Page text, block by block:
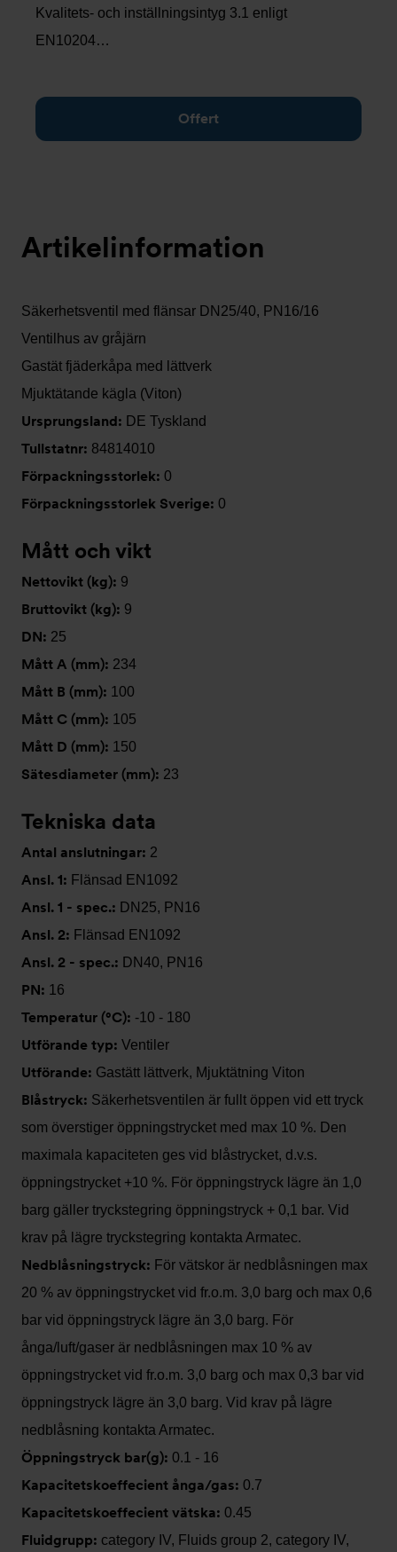
Kvalitets- och inställningsintyg 3.1 enligt
EN10204…
Offert
Artikelinformation
Säkerhetsventil med flänsar DN25/40, PN16/16
Ventilhus av gråjärn
Gastät fjäderkåpa med lättverk
Mjuktätande kägla (Viton)
Ursprungsland: DE Tyskland
Tullstatnr: 84814010
Förpackningsstorlek: 0
Förpackningsstorlek Sverige: 0
Mått och vikt
Nettovikt (kg): 9
Bruttovikt (kg): 9
DN: 25
Mått A (mm): 234
Mått B (mm): 100
Mått C (mm): 105
Mått D (mm): 150
Sätesdiameter (mm): 23
Tekniska data
Antal anslutningar: 2
Ansl. 1: Flänsad EN1092
Ansl. 1 - spec.: DN25, PN16
Ansl. 2: Flänsad EN1092
Ansl. 2 - spec.: DN40, PN16
PN: 16
Temperatur (°C): -10 - 180
Utförande typ: Ventiler
Utförande: Gastätt lättverk, Mjuktätning Viton
Blåstryck: Säkerhetsventilen är fullt öppen vid ett tryck
som överstiger öppningstrycket med max 10 %. Den
maximala kapaciteten ges vid blåstrycket, d.v.s.
öppningstrycket +10 %. För öppningstryck lägre än 1,0
barg gäller tryckstegring öppningstryck + 0,1 bar. Vid
krav på lägre tryckstegring kontakta Armatec.
Nedblåsningstryck: För vätskor är nedblåsningen max
20 % av öppningstrycket vid fr.o.m. 3,0 barg och max 0,6
bar vid öppningstryck lägre än 3,0 barg. För
ånga/luft/gaser är nedblåsningen max 10 % av
öppningstrycket vid fr.o.m. 3,0 barg och max 0,3 bar vid
öppningstryck lägre än 3,0 barg. Vid krav på lägre
nedblåsning kontakta Armatec.
Öppningstryck bar(g): 0.1 - 16
Kapacitetskoeffecient ånga/gas: 0.7
Kapacitetskoeffecient vätska: 0.45
Fluidgrupp: category IV, Fluids group 2, category IV,